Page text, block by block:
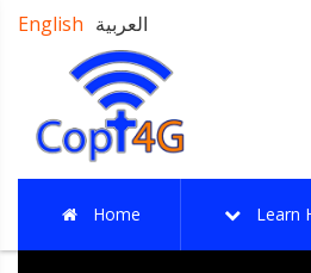
English العربية
Home Learn